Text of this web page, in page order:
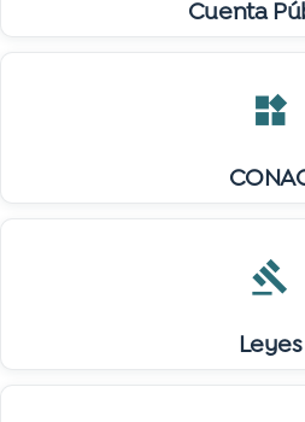
Cuenta
widgets
gavel
Leyes